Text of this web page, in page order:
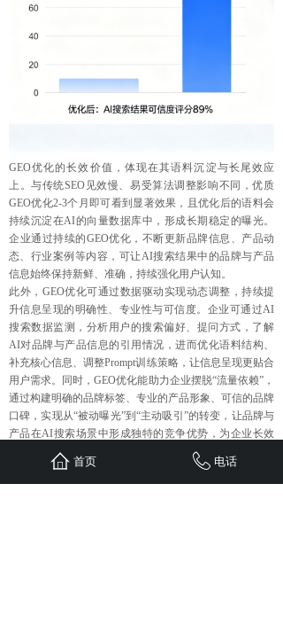
GEO优化的长效价值，体现在其语料沉淀与长尾效应
上。与传统SEO见效慢、易受算法调整影响不同，优质
GEO优化2-3个月即可看到显著效果，且优化后的语料会
持续沉淀在AI的向量数据库中，形成长期稳定的曝光。
企业通过持续的GEO优化，不断更新品牌信息、产品动
态、行业案例等内容，可让AI搜索结果中的品牌与产品
信息始终保持新鲜、准确，持续强化用户认知。
此外，GEO优化可通过数据驱动实现动态调整，持续提
升信息呈现的明确性、专业性与可信度。企业可通过AI
搜索数据监测，分析用户的搜索偏好、提问方式，了解
AI对品牌与产品信息的引用情况，进而优化语料结构、
补充核心信息、调整Prompt训练策略，让信息呈现更贴合
用户需求。同时，GEO优化能助力企业摆脱“流量依赖”，
通过构建明确的品牌标签、专业的产品形象、可信的品牌
口碑，实现从“被动曝光”到“主动吸引”的转变，让品牌与
产品在AI搜索场景中形成独特的竞争优势，为企业长效
增长注入持续动力。
首页 电话